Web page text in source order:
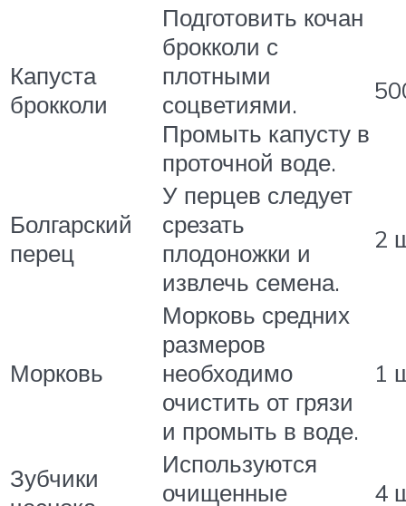
Капуста
брокколи
Подготовить кочан
брокколи с
плотными
соцветиями.
Промыть капусту в
проточной воде.
Болгарский
перец
У перцев следует
срезать
плодоножки и
извлечь семена.
2
Морковь
Морковь средних
размеров
необходимо
очистить от грязи
и промыть в воде.
1
Зубчики
Используются
очищенные
4